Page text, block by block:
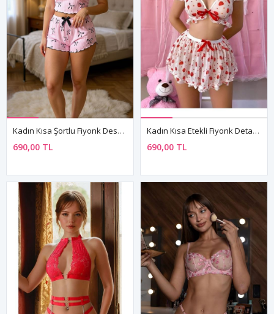
Kadın Kısa Şortlu Fiyonk Desenli Kolsuz Askılı Mini Pembe Pijama Takım
690,00 TL
Kadın Kısa Etekli Fiyonk Detaylı Transparan Çilekli Büstiyer Mini Gecelik Takım
690,00 TL